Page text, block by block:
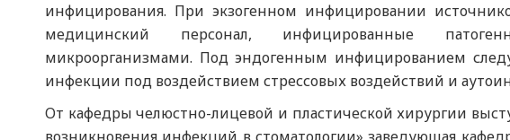
инфицирования. При экзогенном инфицировании
медицинский персонал, инфицированные
микроорганизмами. Под эндогенным инфицированием
инфекции под воздействием стрессовых воздействий и
От кафедры челюстно-лицевой и пластической хирургии